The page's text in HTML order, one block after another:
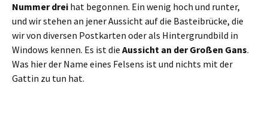
Nummer drei hat begonnen. Ein wenig hoch und runter,
und wir stehen an jener Aussicht auf die Basteibrücke, die
wir von diversen Postkarten oder als Hintergrundbild in
Windows kennen. Es ist die Aussicht an der Großen Gans.
Was hier der Name eines Felsens ist und nichts mit der
Gattin zu tun hat.